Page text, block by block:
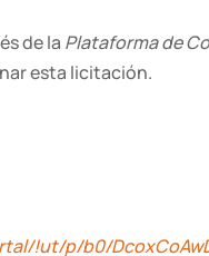
de la Plataforma de
esta licitación.
p/b0/